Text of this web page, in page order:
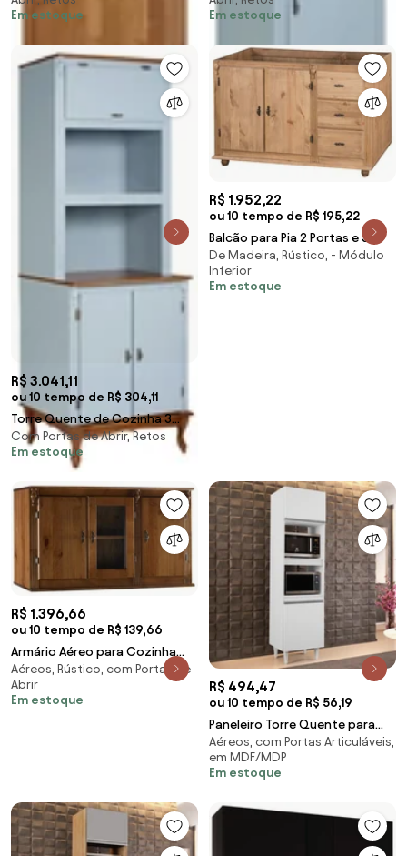
25937
Em estoque
Em estoque
R$ 3.041,11
ou 10 tempo de R$ 304,11
Torre Quente de Cozinha 3
Portas Quebec - MY 56485
Com Portas de Abrir, Retos
Em estoque
R$ 1.952,22
ou 10 tempo de R$ 195,22
Balcão para Pia 2 Portas e 3
Gavetas Quebec - Wood Prime
MY 907472
De Madeira, Rústico, - Módulo
Inferior
Em estoque
R$ 1.396,66
ou 10 tempo de R$ 139,66
Armário Aéreo para Cozinha
Quebec - Wood Prime MY
907411
Aéreos, Rústico, com Portas de
Abrir
Em estoque
R$ 494,47
ou 10 tempo de R$ 56,19
Paneleiro Torre Quente para
Cozinha 02 Portas Ruth 56 cm
L06 - D'Rossi - Branco
Aéreos, com Portas Articuláveis,
em MDF/MDP
Em estoque